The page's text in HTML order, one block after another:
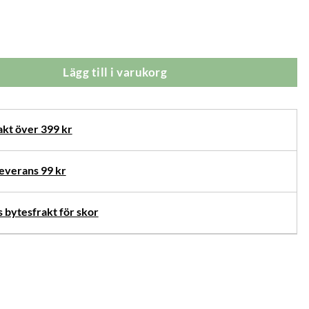
Lägg till i varukorg
över 399 kr
99 kr
bytesfrakt för skor